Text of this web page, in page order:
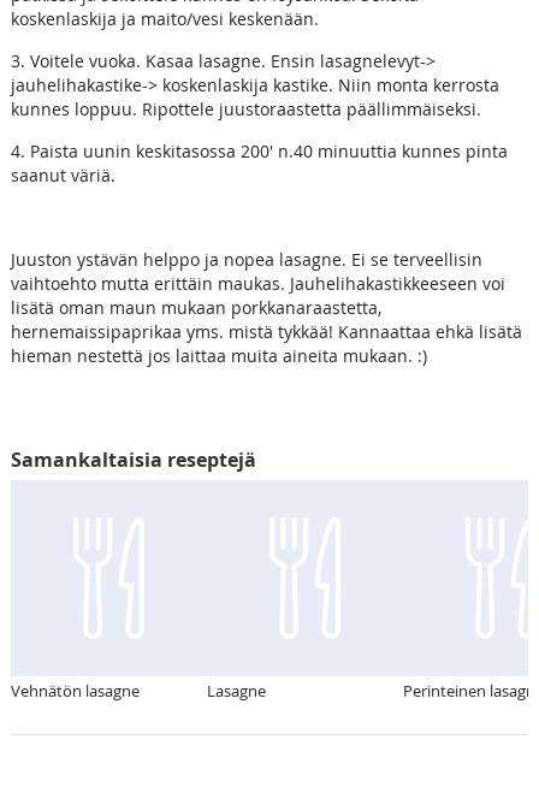
koskenlaskija ja maito/vesi keskenään.
3. Voitele vuoka. Kasaa lasagne. Ensin lasagnelevyt->
jauhelihakastike-> koskenlaskija kastike. Niin monta kerrosta
kunnes loppuu. Ripottele juustoraastetta päällimmäiseksi.
4. Paista uunin keskitasossa 200' n.40 minuuttia kunnes pinta
saanut väriä.
Juuston ystävän helppo ja nopea lasagne. Ei se terveellisin
vaihtoehto mutta erittäin maukas. Jauhelihakastikkeeseen voi
lisätä oman maun mukaan porkkanaraastetta,
hernemaissipaprikaa yms. mistä tykkää! Kannaattaa ehkä lisätä
hieman nestettä jos laittaa muita aineita mukaan. :)
Samankaltaisia reseptejä
Vehnätön lasagne Lasagne Perinteinen